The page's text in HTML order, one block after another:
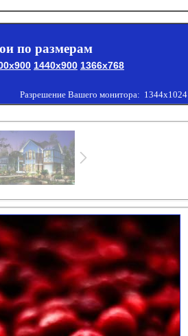
по размерам
1440x900 1366x768
Разрешение Вашего монитора: 1344x1024